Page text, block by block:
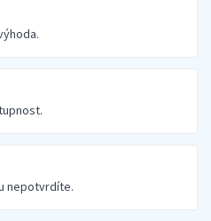
nepotvrdíte.